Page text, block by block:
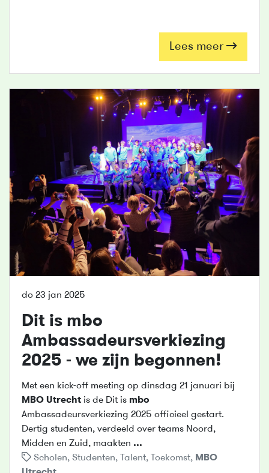
Lees meer
do 23 jan 2025
Dit is mbo
Ambassadeursverkiezing
2025 - we zijn begonnen!
Met een kick-off meeting op dinsdag 21 januari bij
MBO Utrecht is de Dit is mbo
Ambassadeursverkiezing 2025 officieel gestart.
Dertig studenten, verdeeld over teams Noord,
Midden en Zuid, maakten ...
Scholen, Studenten, Talent, Toekomst, MBO